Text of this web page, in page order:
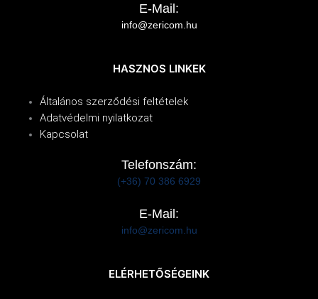
E-Mail:
info@zericom.hu
HASZNOS LINKEK
Általános szerződési feltételek
Adatvédelmi nyilatkozat
Kapcsolat
Telefonszám:
(+36) 70 386 6929
E-Mail:
info@zericom.hu
ELÉRHETŐSÉGEINK